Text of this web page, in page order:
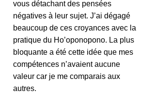
vous détachant des pensées
négatives à leur sujet. J’ai dégagé
beaucoup de ces croyances avec la
pratique du Ho’oponopono. La plus
bloquante a été cette idée que mes
compétences n’avaient aucune
valeur car je me comparais aux
autres.